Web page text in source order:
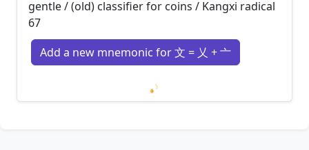
gentle / (old) classifier for coins / Kangxi radical
67
Add a new mnemonic for 文 = 乂 + 亠
Loading mnemonics…